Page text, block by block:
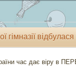
гімназії
час дає віру в